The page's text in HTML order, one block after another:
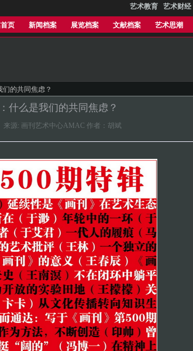
艺术教育 艺术财经
页 新闻档案 展览档案 文献档案 艺术思潮
的共同焦虑？
什么是我们的共同焦虑？
来源: 画刊艺术中心AMAC 作者：胡斌